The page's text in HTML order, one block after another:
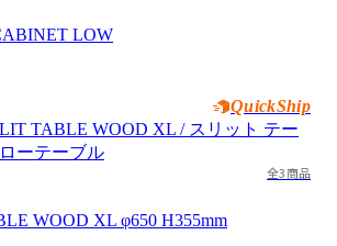
LOW
QuickShip
全3商品
WOOD XL φ650 H355mm